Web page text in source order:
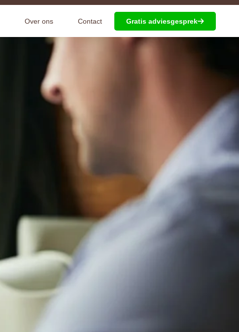
Over ons Contact Gratis adviesgesprek